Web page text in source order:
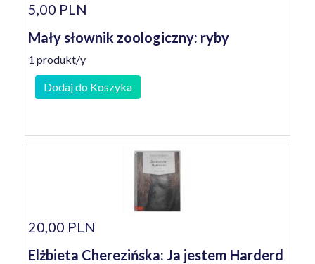
5,00 PLN
Mały słownik zoologiczny: ryby
1 produkt/y
Dodaj do Koszyka
20,00 PLN
Elżbieta Cherezińska: Ja jestem Harderd